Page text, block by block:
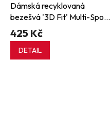
Dámská recyklovaná
bezešvá '3D Fit' Multi-Sport
Flex podprsenka
425 Kč
DETAIL